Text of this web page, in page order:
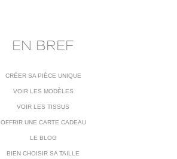
EN BREF
CRÉER SA PIÈCE UNIQUE
VOIR LES MODÈLES
VOIR LES TISSUS
OFFRIR UNE CARTE CADEAU
LE BLOG
BIEN CHOISIR SA TAILLE